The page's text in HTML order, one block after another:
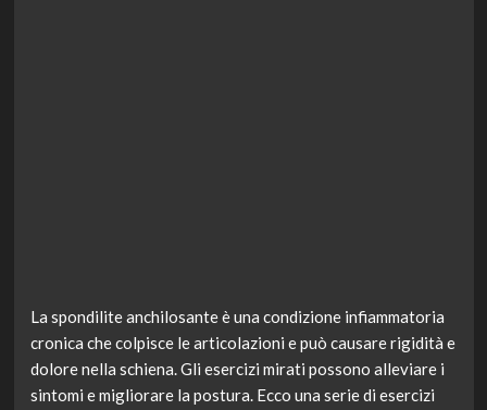
La spondilite anchilosante è una condizione infiammatoria
cronica che colpisce le articolazioni e può causare rigidità e
dolore nella schiena. Gli esercizi mirati possono alleviare i
sintomi e migliorare la postura. Ecco una serie di esercizi